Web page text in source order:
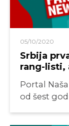
05/10/2020
Srbija
rang-listi,
Portal
od šest